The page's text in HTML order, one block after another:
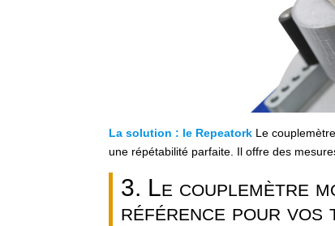
La solution : le Repeatork Le
une répétabilité parfaite. Il offre des
3. Le couplemètre
référence pour vos